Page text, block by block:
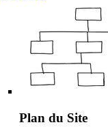
Plan du Site